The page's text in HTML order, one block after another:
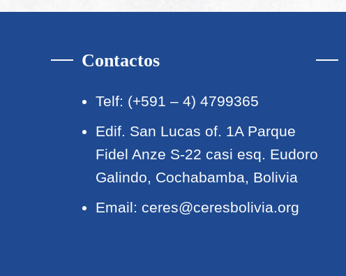
Contactos
Telf: (+591 – 4) 4799365
Edif. San Lucas of. 1A Parque
Fidel Anze S-22 casi esq. Eudoro
Galindo, Cochabamba, Bolivia
Email: ceres@ceresbolivia.org